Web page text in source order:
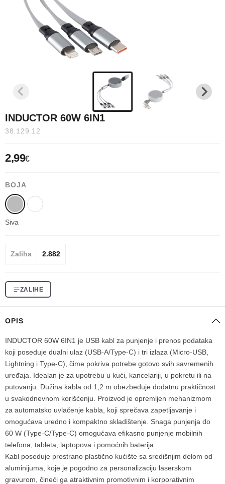
INDUCTOR 60W 6IN1
38.129.12
2,99€
BOJA
Siva
Zaliha 2.882
ZALIHE
OPIS
INDUCTOR 60W 6IN1 je USB kabl za punjenje i prenos podataka
koji poseduje dualni ulaz (USB-A/Type-C) i tri izlaza (Micro-USB,
Lightning i Type-C), čime pokriva potrebe gotovo svih savremenih
uređaja. Idealan je za upotrebu u kući, kancelariji, u pokretu ili na
putovanju. Dužina kabla od 1,2 m obezbeđuje dodatnu praktičnost
u svakodnevnom korišćenju. Proizvod je opremljen mehanizmom
za automatsko uvlačenje kabla, koji sprečava zapetljavanje i
omogućava uredno i kompaktno skladištenje. Snaga punjenja do
60 W (Type-C/Type-C) omogućava efikasno punjenje mobilnih
telefona, tableta, laptopova i pomoćnih baterija.
Kabl poseduje prostrano plastično kućište sa središnjim delom od
aluminijuma, koje je pogodno za personalizaciju laserskom
gravurom, čineći ga atraktivnim promotivnim i korporativnim